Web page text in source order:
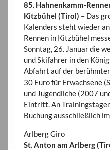
85. Hahnenkamm-
Kitzbühel (Tirol) – Das
Kalenders steht wieder
Rennen in Kitzbühel
Sonntag, 26. Januar die
und Skifahrer in den
Abfahrt auf der
30 Euro für Erwachsene
und Jugendliche (2007
Eintritt. An
Buchung ausschließlich
Arlberg Giro
St. Anton am Arlberg